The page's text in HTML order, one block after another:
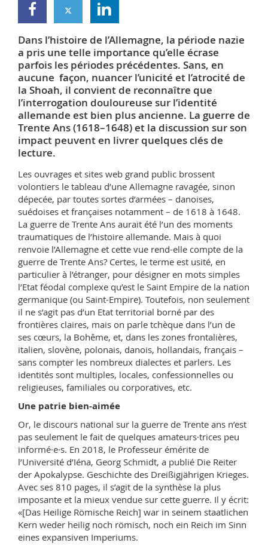
Math.-Nat. und Med. Fak.
Interfakultär
Mitarbeitende
Doktorierende
Webmail
Vorlesungsverzeichnis
MyUnifr
Dans l’histoire de l’Allemagne, la période nazie
a pris une telle importance qu’elle écrase
parfois les périodes précédentes. Sans, en
aucune façon, nuancer l’unicité et l’atrocité de
la Shoah, il convient de reconnaître que
l’interrogation douloureuse sur l’identité
allemande est bien plus ancienne. La guerre de
Trente Ans (1618–1648) et la discussion sur son
impact peuvent en livrer quelques clés de
lecture.
Les ouvrages et sites web grand public brossent
volontiers le tableau d’une Allemagne ravagée, sinon
dépecée, par toutes sortes d’armées – danoises,
suédoises et françaises notamment – de 1618 à 1648.
La guerre de Trente Ans aurait été l’un des moments
traumatiques de l’histoire allemande. Mais à quoi
renvoie l’Allemagne et cette vue rend-elle compte de la
guerre de Trente Ans? Certes, le terme est usité, en
particulier à l’étranger, pour désigner en mots simples
l’Etat féodal complexe qu’est le Saint Empire de la nation
germanique (ou Saint-Empire). Toutefois, non seulement
il ne s’agit pas d’un Etat territorial borné par des
frontières claires, mais on parle tchèque dans l’un de
ses cœurs, la Bohême, et, dans les zones frontalières,
italien, slovène, polonais, danois, hollandais, français –
sans compter les nombreux dialectes et parlers. Les
identités sont multiples, locales, confessionnelles ou
religieuses, familiales ou corporatives, etc.
Une patrie bien-aimée
Or, le discours national sur la guerre de Trente ans n’est
pas seulement le fait de quelques amateurs·trices peu
informé·e·s. En 2018, le Professeur émérite de
l’Université d’Iéna, Georg Schmidt, a publié Die Reiter
der Apokalypse. Geschichte des Dreißigjährigen Krieges.
Avec ses 810 pages, il s’agit de la synthèse la plus
imposante et la mieux vendue sur cette guerre. Il y écrit:
«[Das Heilige Römische Reich] war in seinem staatlichen
Kern weder heilig noch römisch, noch ein Reich im Sinn
eines expansiven Imperiums.